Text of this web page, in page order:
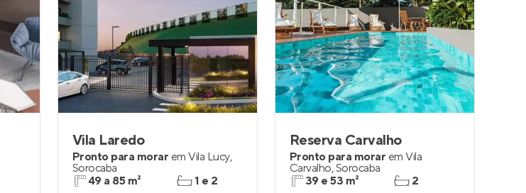
Vila Laredo
Pronto para morar em Vila Lucy,
Sorocaba
49 a 85 m²
1 e 2
Reserva Carvalho
Pronto para morar em Vila
Carvalho,Sorocaba
39 e 53 m²
2